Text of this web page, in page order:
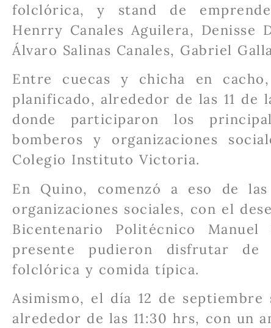
folclórica, y stand de
Henrry Canales Aguilera, Denisse
Álvaro Salinas Canales, Gabriel
Entre cuecas y chicha en
planificado, alrededor de las 11 de
donde participaron los
bomberos y organizaciones
Colegio Instituto Victoria.
En Quino, comenzó a eso de
organizaciones sociales, con el
Bicentenario Politécnico
presente pudieron disfrutar
folclórica y comida típica.
Asimismo, el día 12 de
alrededor de las 11:30 hrs, con un